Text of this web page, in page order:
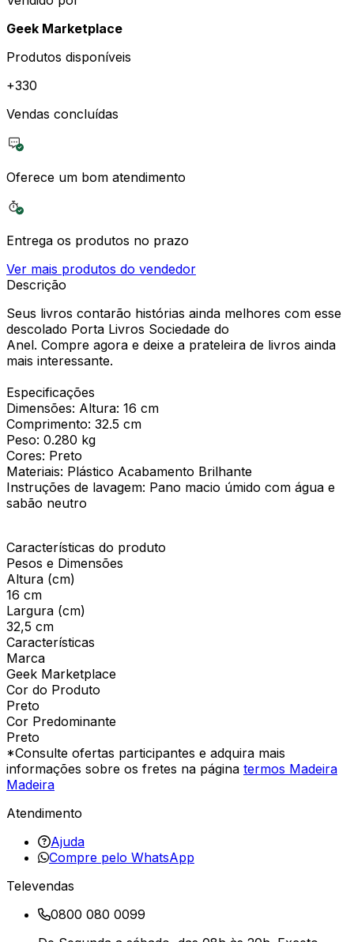
Geek Marketplace
Produtos disponíveis
+330
Vendas concluídas
Oferece um bom atendimento
Entrega os produtos no prazo
Ver mais produtos do vendedor
Descrição
Seus livros contarão histórias ainda melhores com esse
descolado Porta Livros Sociedade do
Anel. Compre agora e deixe a prateleira de livros ainda
mais interessante.
Especificações
Dimensões: Altura: 16 cm
Comprimento: 32.5 cm
Peso: 0.280 kg
Cores: Preto
Materiais: Plástico Acabamento Brilhante
Instruções de lavagem: Pano macio úmido com água e
sabão neutro
Características do produto
Pesos e Dimensões
Altura (cm)
16 cm
Largura (cm)
32,5 cm
Características
Marca
Geek Marketplace
Cor do Produto
Preto
Cor Predominante
Preto
*Consulte ofertas participantes e adquira mais
informações sobre os fretes na página termos Madeira
Madeira
Atendimento
Ajuda
Compre pelo WhatsApp
Televendas
0800 080 0099